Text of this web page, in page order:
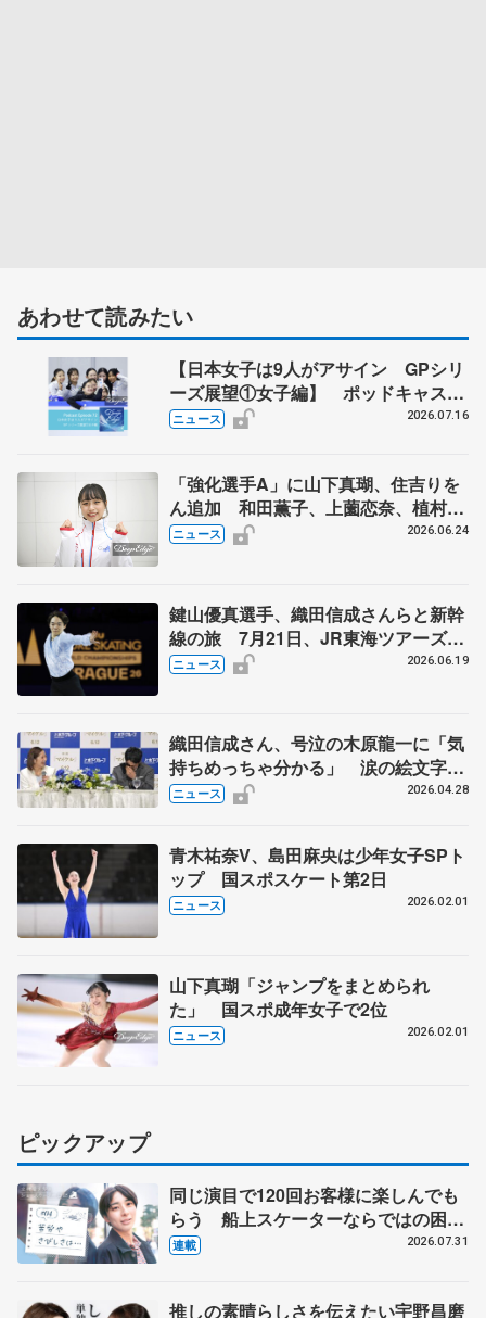
あわせて読みたい
【日本女子は9人がアサイン GPシリ
ーズ展望①女子編】 ポッドキャスト
#72を配信
ニュース 2026.07.16
「強化選手A」に山下真瑚、住吉りを
ん追加 和田薫子、上薗恋奈、植村駿
は「強化選手B」
ニュース 2026.06.24
鍵山優真選手、織田信成さんらと新幹
線の旅 7月21日、JR東海ツアーズが
「THE REVUE ON SHINKANSEN」
ニュース 2026.06.19
織田信成さん、号泣の木原龍一に「気
持ちめっちゃ分かる」 涙の絵文字で
引退りくりゅうペアねぎらう
ニュース 2026.04.28
青木祐奈V、島田麻央は少年女子SPト
ップ 国スポスケート第2日
ニュース 2026.02.01
山下真瑚「ジャンプをまとめられ
た」 国スポ成年女子で2位
ニュース 2026.02.01
ピックアップ
同じ演目で120回お客様に楽しんでも
らう 船上スケーターならではの困難
とは 影響あったPIW前キャプテン松
連載 2026.07.31
推しの素晴らしさを伝えたい宇野昌磨